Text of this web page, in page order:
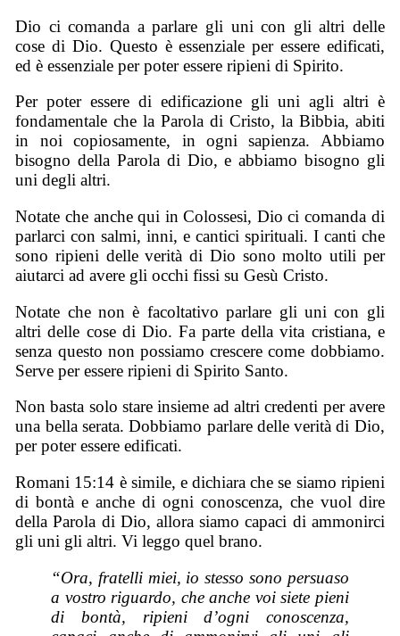
Dio ci comanda a parlare gli uni con gli altri delle
cose di Dio. Questo è essenziale per essere edificati,
ed è essenziale per poter essere ripieni di Spirito.
Per poter essere di edificazione gli uni agli altri è
fondamentale che la Parola di Cristo, la Bibbia, abiti
in noi copiosamente, in ogni sapienza. Abbiamo
bisogno della Parola di Dio, e abbiamo bisogno gli
uni degli altri.
Notate che anche qui in Colossesi, Dio ci comanda di
parlarci con salmi, inni, e cantici spirituali. I canti che
sono ripieni delle verità di Dio sono molto utili per
aiutarci ad avere gli occhi fissi su Gesù Cristo.
Notate che non è facoltativo parlare gli uni con gli
altri delle cose di Dio. Fa parte della vita cristiana, e
senza questo non possiamo crescere come dobbiamo.
Serve per essere ripieni di Spirito Santo.
Non basta solo stare insieme ad altri credenti per avere
una bella serata. Dobbiamo parlare delle verità di Dio,
per poter essere edificati.
Romani 15:14 è simile, e dichiara che se siamo ripieni
di bontà e anche di ogni conoscenza, che vuol dire
della Parola di Dio, allora siamo capaci di ammonirci
gli uni gli altri. Vi leggo quel brano.
“Ora, fratelli miei, io stesso sono persuaso
a vostro riguardo, che anche voi siete pieni
di bontà, ripieni d’ogni conoscenza,